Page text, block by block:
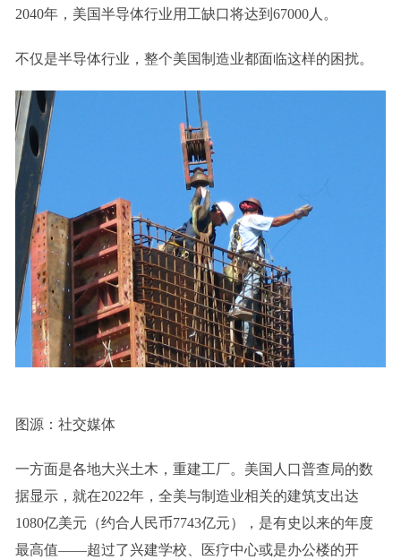
2040年，美国半导体行业用工缺口将达到67000人。
不仅是半导体行业，整个美国制造业都面临这样的困扰。
图源：社交媒体
一方面是各地大兴土木，重建工厂。美国人口普查局的数
据显示，就在2022年，全美与制造业相关的建筑支出达
1080亿美元（约合人民币7743亿元），是有史以来的年度
最高值——超过了兴建学校、医疗中心或是办公楼的开